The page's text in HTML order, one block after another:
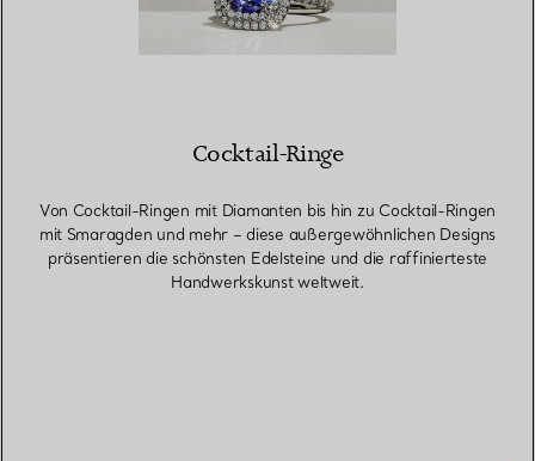
Cocktail-Ringe
Von Cocktail-Ringen mit Diamanten bis hin zu Cocktail-Ringen
mit Smaragden und mehr – diese außergewöhnlichen Designs
präsentieren die schönsten Edelsteine und die raffinierteste
Handwerkskunst weltweit.